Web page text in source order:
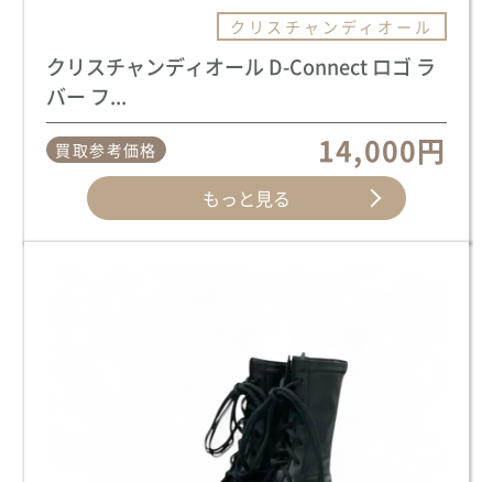
クリスチャンディオール
クリスチャンディオール D-Connect ロゴ ラ
バー フ...
買取参考価格 14,000円
もっと見る